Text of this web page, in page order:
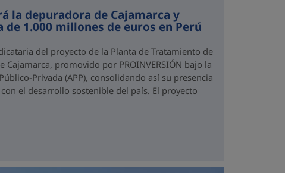
la depuradora de Cajamarca y
de 1.000 millones de euros en Perú
del proyecto de la Planta de Tratamiento de
Cajamarca, promovido por PROINVERSIÓN bajo la
Privada (APP), consolidando así su presencia
el desarrollo sostenible del país. El proyecto